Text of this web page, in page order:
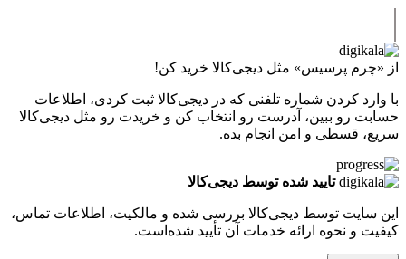
پرسیس» مثل دیجی‌کالا خرید کن!
شماره تلفنی که در دیجی‌کالا ثبت کردی، اطلاعات
ببین، آدرست رو انتخاب کن و خریدت رو مثل دیجی‌کالا
و امن انجام بده.
تایید شده توسط دیجی‌کالا
توسط دیجی‌کالا بررسی شده و مالکیت، اطلاعات تماس،
ارائه خدمات آن تأیید شده‌است.